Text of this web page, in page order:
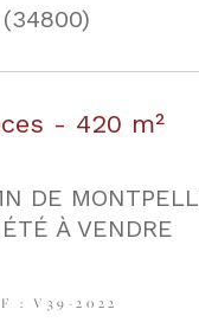
(34800)
- 420 m²
DE
À VENDRE
: V39-2022